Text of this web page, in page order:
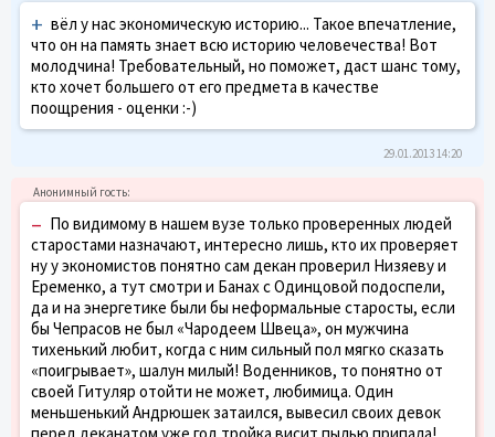
+ вёл у нас экономическую историю... Такое впечатление,
что он на память знает всю историю человечества! Вот
молодчина! Требовательный, но поможет, даст шанс тому,
кто хочет большего от его предмета в качестве
поощрения - оценки :-)
29.01.2013 14:20
– По видимому в нашем вузе только проверенных людей
старостами назначают, интересно лишь, кто их проверяет
ну у экономистов понятно сам декан проверил Низяеву и
Еременко, а тут смотри и Банах с Одинцовой подоспели,
да и на энергетике были бы неформальные старосты, если
бы Чепрасов не был «Чародеем Швеца», он мужчина
тихенький любит, когда с ним сильный пол мягко сказать
«поигрывает», шалун милый! Воденников, то понятно от
своей Гитуляр отойти не может, любимица. Один
меньшенький Андрюшек затаился, вывесил своих девок